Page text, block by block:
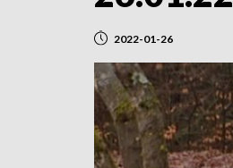
2022-01-26